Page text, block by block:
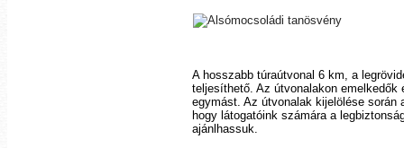
A hosszabb túraútvonal 6 km, a
teljesíthető. Az útvonalakon
egymást. Az útvonalak kijelölése során
hogy látogatóink számára a
ajánlhassuk.